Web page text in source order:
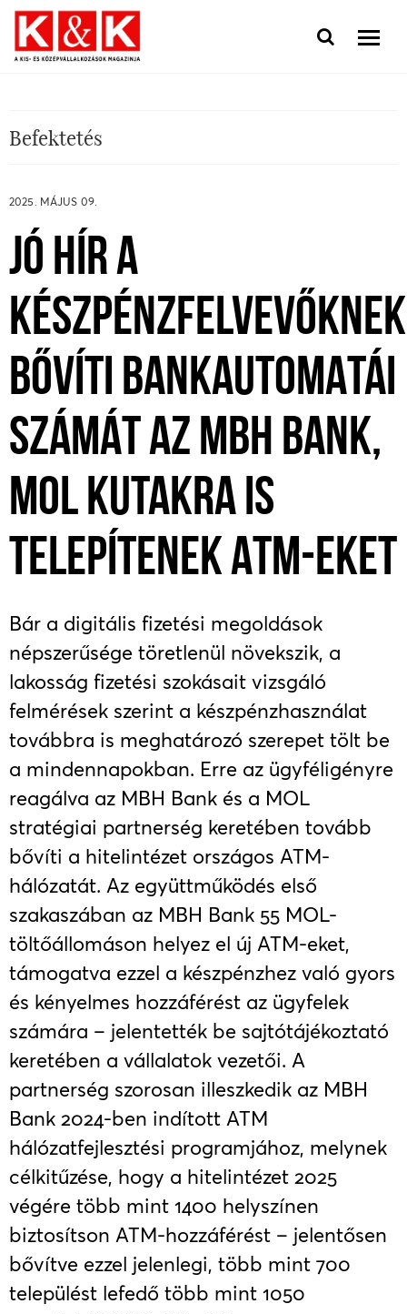
Befektetés
2025. MÁJUS 09.
JÓ HÍR A
BŐVÍTI BANKAUTOMATÁI
SZÁMÁT AZ MBH BANK,
MOL KUTAKRA IS
TELEPÍTENEK ATM-EKET
Bár a digitális fizetési megoldások
népszerűsége töretlenül növekszik, a
lakosság fizetési szokásait vizsgáló
felmérések szerint a készpénzhasználat
továbbra is meghatározó szerepet tölt be
a mindennapokban. Erre az ügyféligényre
reagálva az MBH Bank és a MOL
stratégiai partnerség keretében tovább
bővíti a hitelintézet országos ATM-
hálózatát. Az együttműködés első
szakaszában az MBH Bank 55 MOL-
töltőállomáson helyez el új ATM-eket,
támogatva ezzel a készpénzhez való gyors
és kényelmes hozzáférést az ügyfelek
számára – jelentették be sajtótájékoztató
keretében a vállalatok vezetői. A
partnerség szorosan illeszkedik az MBH
Bank 2024-ben indított ATM
hálózatfejlesztési programjához, melynek
célkitűzése, hogy a hitelintézet 2025
végére több mint 1400 helyszínen
biztosítson ATM-hozzáférést – jelentősen
bővítve ezzel jelenlegi, több mint 700
települést lefedő több mint 1050